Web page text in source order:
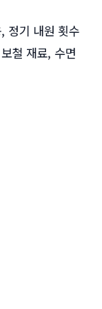
정기 내원 횟수
철 재료, 수면